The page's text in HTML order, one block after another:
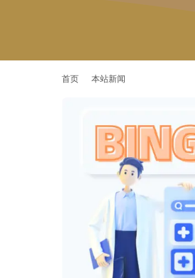
首页 本站新闻